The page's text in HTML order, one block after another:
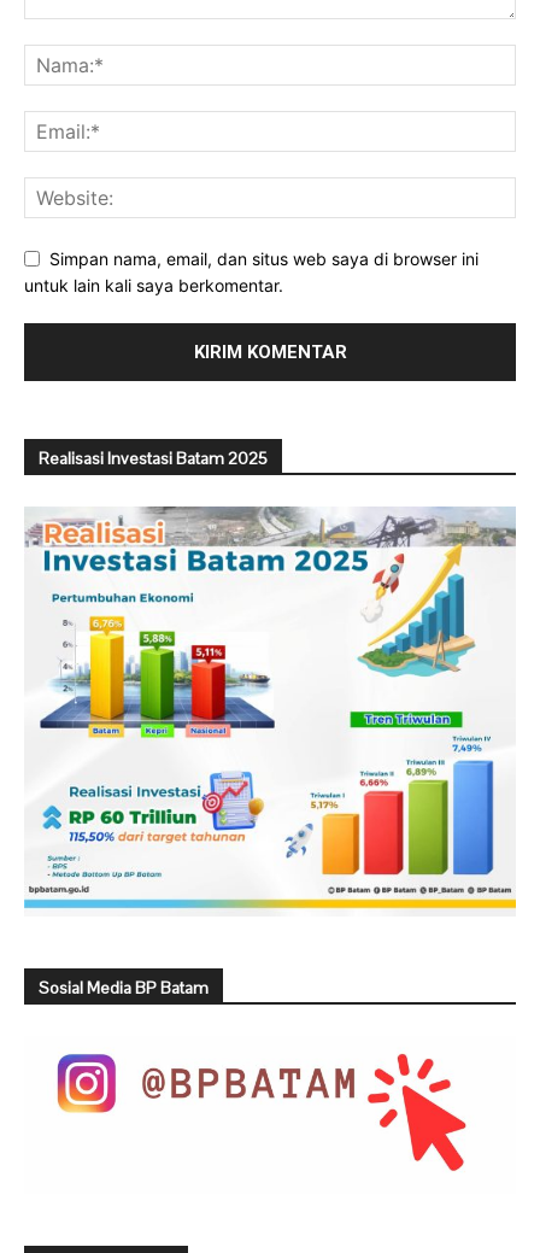
Simpan nama, email, dan situs web saya di browser ini
untuk lain kali saya berkomentar.
Realisasi Investasi Batam 2025
Sosial Media BP Batam